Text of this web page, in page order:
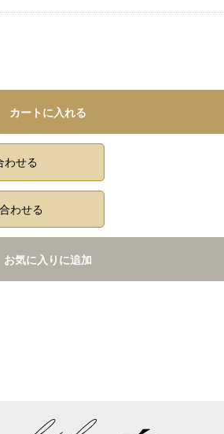
カートに入れる
わせる
わせる
お気に入りに追加